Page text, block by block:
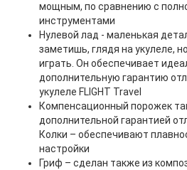
мощным, по сравнению с
инструментами
Нулевой лад - маленькая
заметишь, глядя на укулеле,
играть. Он обеспечивает
дополнительную гарантию
укулеле FLIGHT Travel
Компенсационный порожек
дополнительной гарантией
Колки – обеспечивают
настройки
Гриф – сделан также из